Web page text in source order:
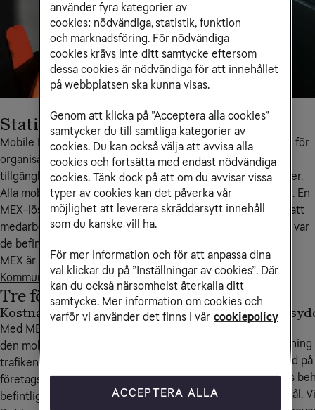
Stationär men ändå mobil
Mobile Extension, MEX, är en behovsanpassad växellösning för
organisationer med en stationär växel som vill öka
tillgängligheten och dra nytta av flexibiliteten i mobiltjänster.
Alla mobila samtal dirigeras via växeln till slutdestinationen. En
MEX-lösning ger åtkomst till alla de tjänster som krävs för att
medarbetarna ska kunna utföra sitt arbete lika bra, oavsett var
de befinner sig.
MEX är en av de tjänster som ingår i konceptet
Kommunikation som tjänst, KST.
Tre fördelar med Mobile Extension
Kostnadseffektivt
Med MEX leds
den mobila
trafiken via ditt
företags
befintliga växel.
Möjliggör
tjänster som
finns i växeln i
lösning
En MEX-lösning
baseras alltid på
ditt företags
och önskemål. Vi
använder fyra kategorier av
cookies: nödvändiga, statistik, funktion
och marknadsföring. För nödvändiga
cookies krävs inte ditt samtycke eftersom
dessa cookies är nödvändiga för att innehållet
på webbplatsen ska kunna visas.
Genom att klicka på ”Acceptera alla cookies”
samtycker du till samtliga kategorier av
cookies. Du kan också välja att avvisa alla
cookies och fortsätta med endast nödvändiga
cookies. Tänk dock på att om du avvisar vissa
typer av cookies kan det påverka vår
möjlighet att leverera skräddarsytt innehåll
som du kanske vill ha.
För mer information och för att anpassa dina
val klickar du på ”Inställningar av cookies”. Där
kan du också närsomhelst återkalla ditt
samtycke. Mer information om cookies och
varför vi använder det finns i vår cookiepolicy
ACCEPTERA ALLA